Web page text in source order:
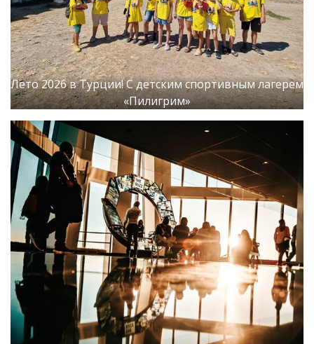
Лето 2026 в Турции! С детским спортивным лагерем
«Пилигрим»